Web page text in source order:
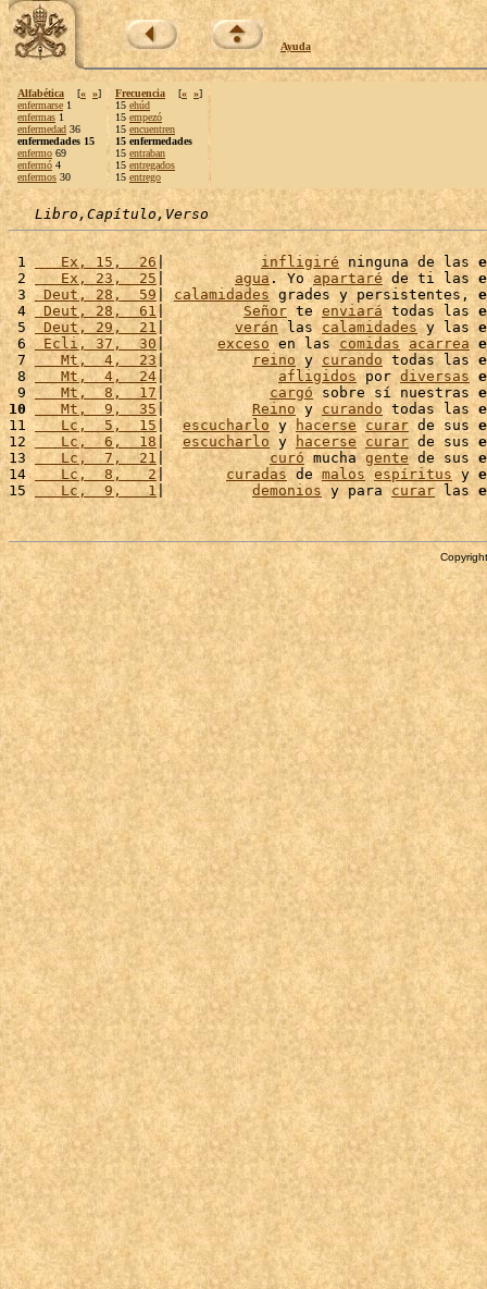
Ayuda
Alfabética [« »]
enfermarse 1
enfermas 1
enfermedad 36
enfermedades 15
enfermo 69
enfermó 4
enfermos 30
Frecuencia [« »]
15 ehúd
15 empezó
15 encuentren
15 enfermedades
15 entraban
15 entregados
15 entrego
Libro,Capítulo,Verso
1
   Ex, 15,  26
| infligiré ninguna de las
2
   Ex, 23,  25
| agua. Yo apartaré de ti las
3 Deut, 28,  59 | calamidades grades y persistentes,
4
Deut, 28,  61| Señor te enviará todas las
5
Deut, 29,  21 | verán las calamidades y las
6
Ecli, 37,  30 | exceso en las comidas acarrea
7
   Mt,  4,  23
| reino y curando todas las
8
   Mt,  4,  24
| afligidos por diversas
9
   Mt,  8,  17
| cargó sobre sí nuestras
10
   Mt,  9,  35
| Reino y curando todas las
11
   Lc,  5,  15
| escucharlo y hacerse curar de sus
12
   Lc,  6,  18
| escucharlo y hacerse curar de sus
13
   Lc,  7,  21
| curó mucha gente de sus
14
   Lc,  8,   2
| curadas de malos espíritus y
15
   Lc,  9,   1
| demonios y para curar las